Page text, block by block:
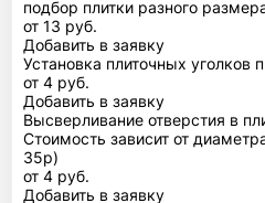
подбор плитки разного
от 13 руб.
Добавить в заявку
Установка плиточных уголков
от 4 руб.
Добавить в заявку
Высверливание отверстия в
Стоимость зависит от
35р)
от 4 руб.
Добавить в заявку